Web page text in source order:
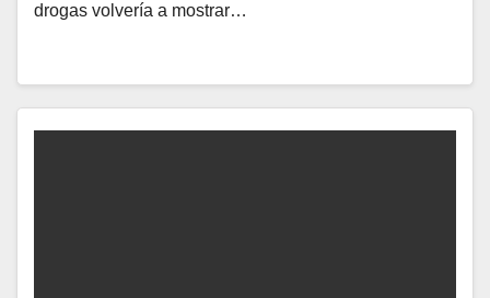
drogas volvería a mostrar…